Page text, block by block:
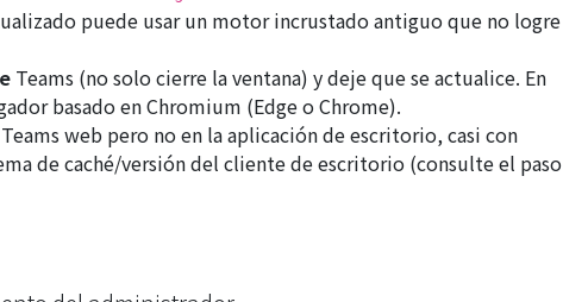
puede usar un motor incrustado antiguo que no logre
Teams (no solo cierre la ventana) y deje que se actualice. En
basado en Chromium (Edge o Chrome).
web pero no en la aplicación deescritorio, casi con
de caché/versión del cliente de escritorio (consulte el paso